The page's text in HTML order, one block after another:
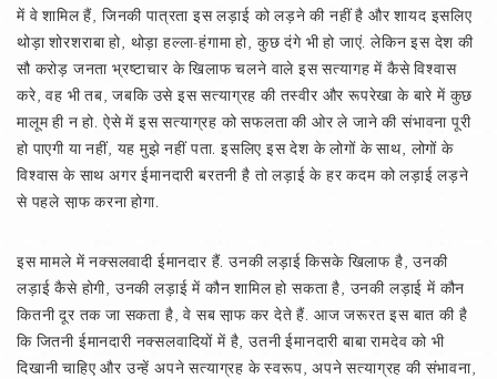
में वे शामिल हैं, जिनकी पात्रता इस लड़ाई को लड़ने की नहीं है और शायद इसलिए
थोड़ा शोरशराबा हो, थोड़ा हल्ला-हंगामा हो, कुछ दंगे भी हो जाएं. लेकिन इस देश की
सौ करोड़ जनता भ्रष्टाचार के खिलाफ चलने वाले इस सत्यागह में कैसे विश्वास
करे, वह भी तब, जबकि उसे इस सत्याग्रह की तस्वीर और रूपरेखा के बारे में कुछ
मालूम ही न हो. ऐसे में इस सत्याग्रह को सफलता की ओर ले जाने की संभावना पूरी
हो पाएगी या नहीं, यह मुझे नहीं पता. इसलिए इस देश के लोगों के साथ, लोगों के
विश्वास के साथ अगर ईमानदारी बरतनी है तो लड़ाई के हर कदम को लड़ाई लड़ने
से पहले सा़फ करना होगा.
इस मामले में नक्सलवादी ईमानदार हैं. उनकी लड़ाई किसके खिलाफ है, उनकी
लड़ाई कैसे होगी, उनकी लड़ाई में कौन शामिल हो सकता है, उनकी लड़ाई में कौन
कितनी दूर तक जा सकता है, वे सब सा़फ कर देते हैं. आज जरूरत इस बात की है
कि जितनी ईमानदारी नक्सलवादियों में है, उतनी ईमानदारी बाबा रामदेव को भी
दिखानी चाहिए और उन्हें अपने सत्याग्रह के स्वरूप, अपने सत्याग्रह की संभावना,